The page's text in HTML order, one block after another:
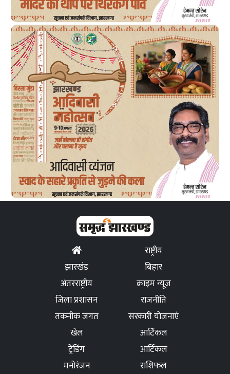
राष्ट्रीय
झारखंड
बिहार
अंतरराष्ट्रीय
क्राइम न्यूज
जिला प्रशासन
राजनीति
तकनीक जगत
सरकारी योजनाएं
खेल
आर्टिकल
ट्रेंडिंग
आर्टिकल
मनोरंजन
राशिफल